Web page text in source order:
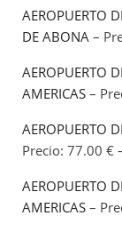
AEROPUERTO
DE ABONA –
AEROPUERTO
AMERICAS –
AEROPUERTO
Precio: 77.00 €
AEROPUERTO
AMERICAS –